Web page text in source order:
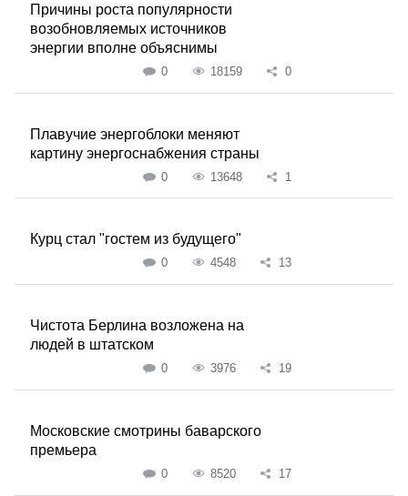
Причины роста популярности
возобновляемых источников
энергии вполне объяснимы
0 18159 0
Плавучие энергоблоки меняют
картину энергоснабжения страны
0 13648 1
Курц стал "гостем из будущего"
0 4548 13
Чистота Берлина возложена на
людей в штатском
0 3976 19
Московские смотрины баварского
премьера
0 8520 17